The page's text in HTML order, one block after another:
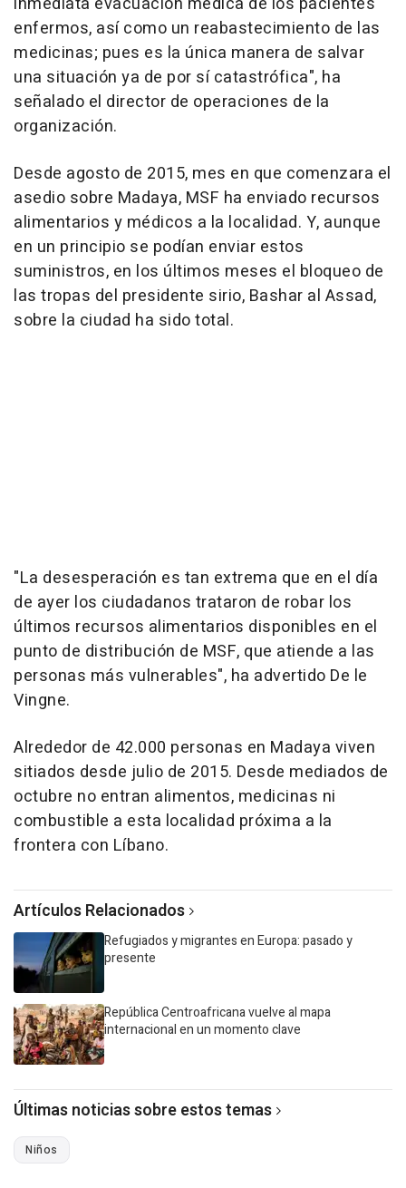
enfermos, así como un reabastecimiento de las
medicinas; pues es la única manera de salvar
una situación ya de por sí catastrófica", ha
señalado el director de operaciones de la
organización.
Desde agosto de 2015, mes en que comenzara el
asedio sobre Madaya, MSF ha enviado recursos
alimentarios y médicos a la localidad. Y, aunque
en un principio se podían enviar estos
suministros, en los últimos meses el bloqueo de
las tropas del presidente sirio, Bashar al Assad,
sobre la ciudad ha sido total.
"La desesperación es tan extrema que en el día
de ayer los ciudadanos trataron de robar los
últimos recursos alimentarios disponibles en el
punto de distribución de MSF, que atiende a las
personas más vulnerables", ha advertido De le
Vingne.
Alrededor de 42.000 personas en Madaya viven
sitiados desde julio de 2015. Desde mediados de
octubre no entran alimentos, medicinas ni
combustible a esta localidad próxima a la
frontera con Líbano.
Artículos Relacionados
Refugiados y migrantes en Europa: pasado y
presente
República Centroafricana vuelve al mapa
internacional en un momento clave
Últimas noticias sobre estos temas
Niños